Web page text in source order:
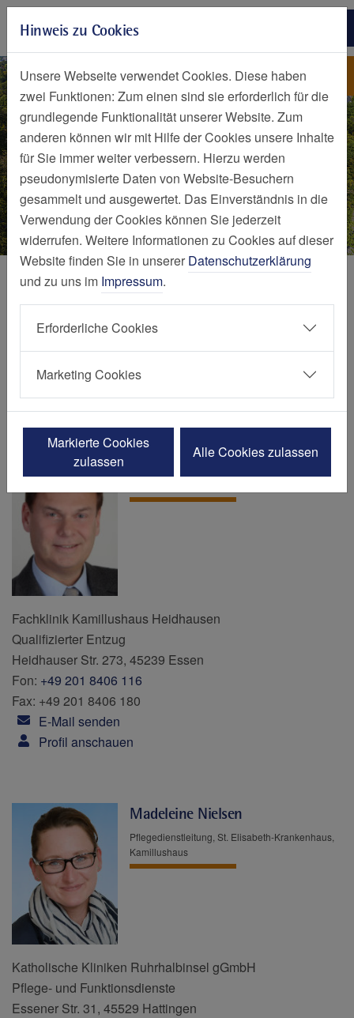
Zur Hauptnavigation springen
Zum Seiteninhalt springen
Zum Seitenende springen
BetriebsleitungFachklinik Kamillushaus
Heidhausen
Fachklinik Kamillushaus, Essen (Heidhausen)
Betriebsleitung der Fachklinik
Kamillushaus Heidhausen
Christoph Stichelbach
Fachklinik Kamillushaus Heidhausen
Qualifizierter Entzug
Heidhauser Str. 273, 45239 Essen
Fon: +49 201 8406 116
Fax: +49 201 8406 180
E-Mail senden
Profil anschauen
Madeleine Nielsen
Pflegedienstleitung, St. Elisabeth-Krankenhaus,
Kamillushaus
Katholische Kliniken Ruhrhalbinsel gGmbH
Pflege- und Funktionsdienste
Essener Str. 31, 45529 Hattingen
Hinweis zu Cookies
Unsere Webseite verwendet Cookies. Diese haben
zwei Funktionen: Zum einen sind sie erforderlich für die
grundlegende Funktionalität unserer Website. Zum
anderen können wir mit Hilfe der Cookies unsere Inhalte
für Sie immer weiter verbessern. Hierzu werden
pseudonymisierte Daten von Website-Besuchern
gesammelt und ausgewertet. Das Einverständnis in die
Verwendung der Cookies können Sie jederzeit
widerrufen. Weitere Informationen zu Cookies auf dieser
Website finden Sie in unserer Datenschutzerklärung
und zu uns im Impressum.
Erforderliche Cookies
Marketing Cookies
Markierte Cookies
zulassen
Alle Cookies zulassen